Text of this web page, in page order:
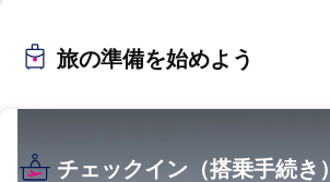
秋田
旅の準備を始めよう
チェックイン（搭乗手続き）